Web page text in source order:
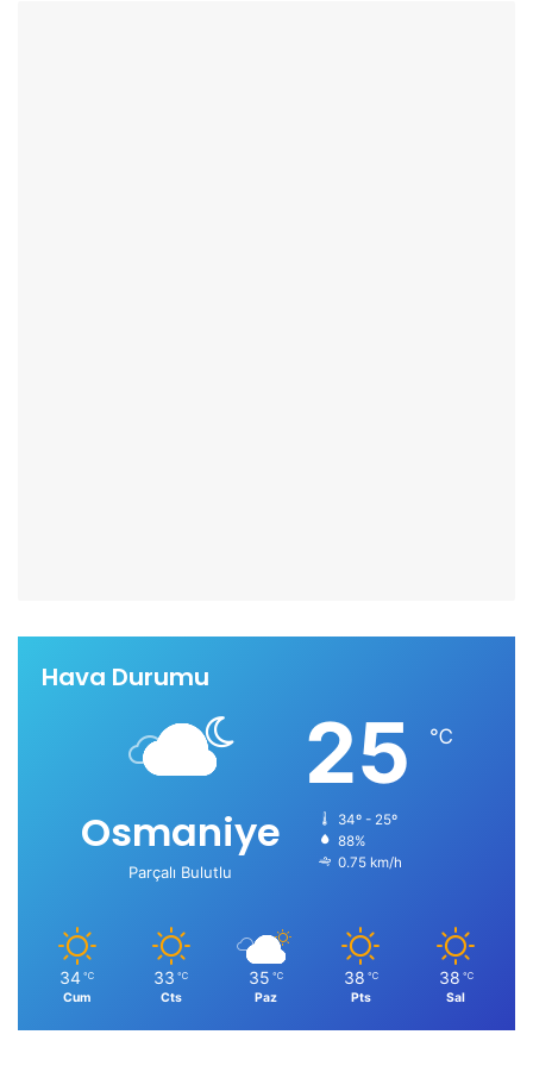
Hava Durumu
Osmaniye
Parçalı Bulutlu
25 ℃
34º - 25º
88%
0.75 km/h
34 ℃
Cum
33 ℃
Cts
35 ℃
Paz
38 ℃
Pts
38 ℃
Sal